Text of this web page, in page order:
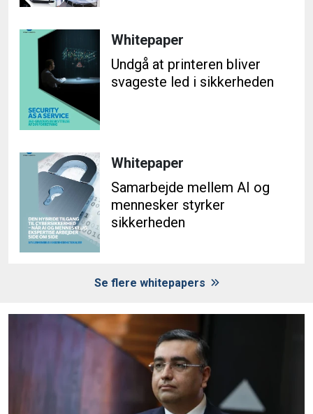
Whitepaper
Undgå at printeren bliver
svageste led i sikkerheden
Whitepaper
Samarbejde mellem AI og
mennesker styrker
sikkerheden
Se flere whitepapers